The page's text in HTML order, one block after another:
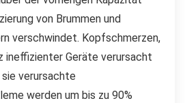
von Brummen und
verschwindet. Kopfschmerzen,
ineffizienter Geräte verursacht
verursachte
werden um bis zu 90%